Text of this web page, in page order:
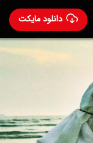
دانلود مایکت